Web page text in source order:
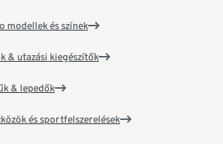
modellek és színek
& utazási kiegészítők
& lepedők
és sportfelszerelések